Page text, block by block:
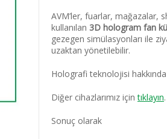
AVM’ler, fuarlar, mağazalar,
kullanılan 3D hologram fan
gezegen simülasyonları ile
uzaktan yönetilebilir.
Holografi teknolojisi
Diğer cihazlarımız içintıklayın.
Sonuç olarak